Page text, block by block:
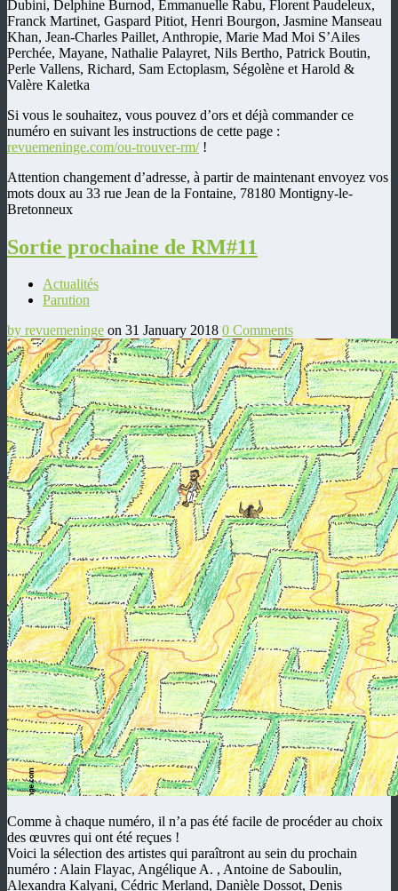
Dubini, Delphine Burnod, Emmanuelle Rabu, Florent Paudeleux,
Franck Martinet, Gaspard Pitiot, Henri Bourgon, Jasmine Manseau
Khan, Jean-Charles Paillet, Anthropie, Marie Mad Moi S’Ailes
Perchée, Mayane, Nathalie Palayret, Nils Bertho, Patrick Boutin,
Perle Vallens, Richard, Sam Ectoplasm, Ségolène et Harold &
Valère Kaletka
Si vous le souhaitez, vous pouvez d’ors et déjà commander ce
numéro en suivant les instructions de cette page :
revuemeninge.com/ou-trouver-rm/!
Attention changement d’adresse, à partir de maintenant envoyez vos
mots doux au 33 rue Jean de la Fontaine, 78180 Montigny-le-
Bretonneux
Sortie prochaine de RM#11
Actualités
Parution
by revuemeninge on 31 January 2018 0 Comments
Comme à chaque numéro, il n’a pas été facile de procéder au choix
des œuvres qui ont été reçues !
Voici la sélection des artistes qui paraîtront au sein du prochain
numéro : Alain Flayac, Angélique A. , Antoine de Saboulin,
Alexandra Kalyani, Cédric Merland, Danièle Dossot, Denis